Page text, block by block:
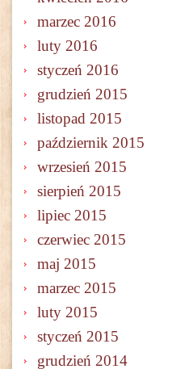
marzec 2016
luty 2016
styczeń 2016
grudzień 2015
listopad 2015
październik 2015
wrzesień 2015
sierpień 2015
lipiec 2015
czerwiec 2015
maj 2015
marzec 2015
luty 2015
styczeń 2015
grudzień 2014